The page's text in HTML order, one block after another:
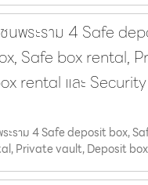
นพระราม 4 Safe
Safe box rental,
rental และ
ะราม 4 Safe deposit box,
Private vault, Deposit